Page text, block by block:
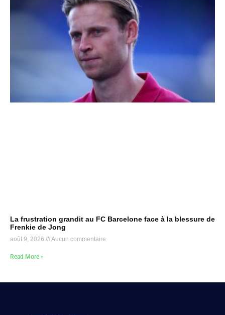
La frustration grandit au FC Barcelone face à la blessure de
Frenkie de Jong
août 9, 2026 Aucun commentaire
Read More »